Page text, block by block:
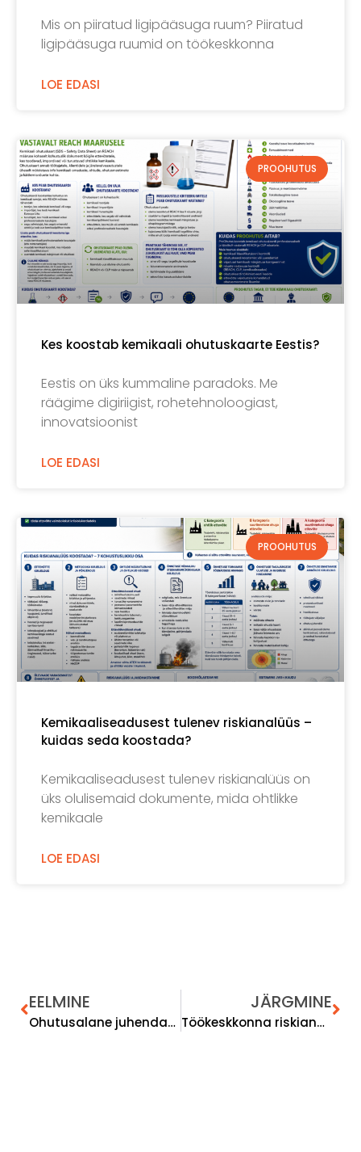
Mis on piiratud ligipääsuga ruum? Piiratud
ligipääsuga ruumid on töökeskkonna
LOE EDASI
PROOHUTUS
Kes koostab kemikaali ohutuskaarte Eestis?
Eestis on üks kummaline paradoks. Me
räägime digiriigist, rohetehnoloogiast,
innovatsioonist
LOE EDASI
PROOHUTUS
Kemikaaliseadusest tulenev riskianalüüs –
kuidas seda koostada?
Kemikaaliseadusest tulenev riskianalüüs on
üks olulisemaid dokumente, mida ohtlikke
kemikaale
LOE EDASI
EELMINE
Ohutusalane juhendamine ja väljaõpe – 3 lihtsat nippi
JÄRGMINE
Töökeskkonna riskianalüüs